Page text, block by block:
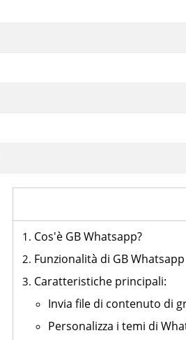
Cos'è GB Whatsapp?
Funzionalità di GB Whatsapp
Caratteristiche principali:
Invia file di contenuto di
Personalizza i temi di